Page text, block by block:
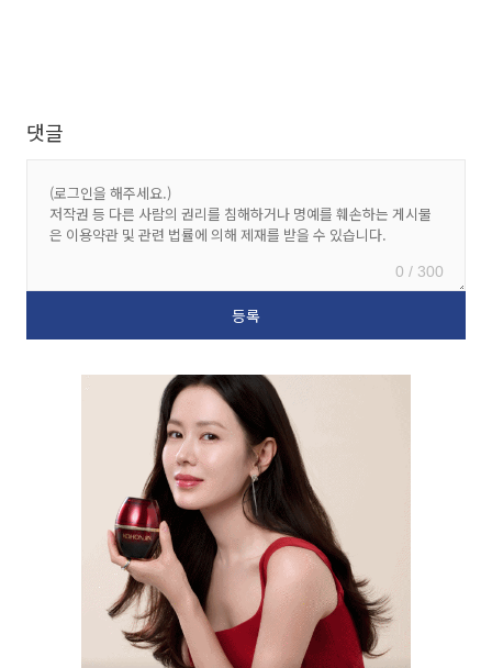
댓글
0 / 300